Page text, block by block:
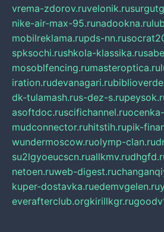
vrema-zdorov.ruvelonik.ru
nike-air-max-95.runadookna.ru
mobilreklama.rupds-nn.ru
spksochi.rushkola-klassika.ru
mosoblfencing.rumasteroptica.ru
iration.rudevanagari.ru
dk-tulamash.rus-dez-s.ru
asoftdoc.ruscifichannel.ru
mudconnector.ruhitstih.rupik-
wundermoscow.ruolymp-clan.ru
su2lgyoeucscn.ruallkmv.ru
netoen.ruweb-digest.ru
kuper-dostavka.ruedemvgelen.ru
everafterclub.orgkirillkgr.ru